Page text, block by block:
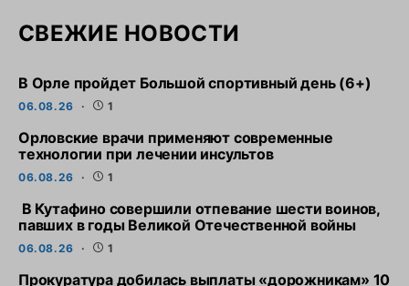
СВЕЖИЕ НОВОСТИ
В Орле пройдет Большой спортивный день (6+)
06.08.26 1
Орловские врачи применяют современные
технологии при лечении инсультов
06.08.26 1
В Кутафино совершили отпевание шести воинов,
павших в годы Великой Отечественной войны
06.08.26 1
Прокуратура добилась выплаты «дорожникам» 10